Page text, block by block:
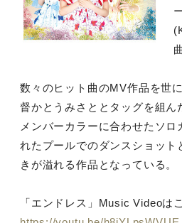
数々のヒット曲のMV作品を世
督かとうみさととタッグを組ん
メンバーカラーに合わせたソロ
れたプールでのダンスショット
きが溢れる作品となっている。
「エンドレス」Music Videoは